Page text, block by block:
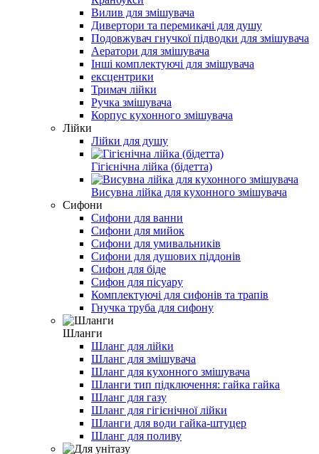
Вилив для змішувача
Дивертори та перемикачі для душу
Подовжувач гнучкої підводки для змішувача
Аератори для змішувача
Інші комплектуючі для змішувача
ексцентрики
Тримач лійки
Ручка змішувача
Корпус кухонного змішувача
Лійки
Лійки для душу
Гігієнічна лійка (бідетта)
Висувна лійка для кухонного змішувача
Сифони
Сифони для ванни
Сифони для мийок
Сифони для умивальників
Сифони для душових піддонів
Сифон для біде
Сифон для пісуару
Комплектуючі для сифонів та трапів
Гнучка труба для сифону
Шланги
Шланг для лійки
Шланг для змішувача
Шланг для кухонного змішувача
Шланги тип підключення: гайка гайка
Шланг для газу
Шланг для гігієнічної лійки
Шланги для води гайка-штуцер
Шланг для поливу